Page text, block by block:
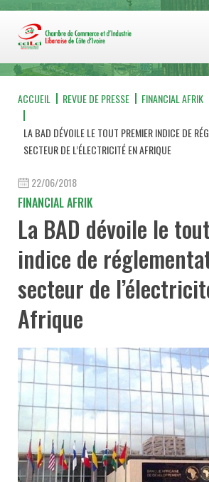
ACCUEIL REVUE DE PRESSE FINANCIAL AFRIK
LA BAD DÉVOILE LE TOUT PREMIER INDICE DE
SECTEUR DE L’ÉLECTRICITÉ EN AFRIQUE
22/06/2018
FINANCIAL AFRIK
La BAD dévoile le
indice de
secteur de
Afrique